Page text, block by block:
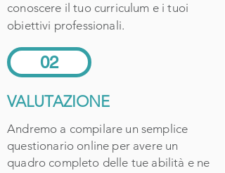
conoscere il tuo curriculum e i tuoi
obiettivi professionali.
02
VALUTAZIONE
Andremo a compilare un semplice
questionario online per avere un
quadro completo delle tue abilità e ne